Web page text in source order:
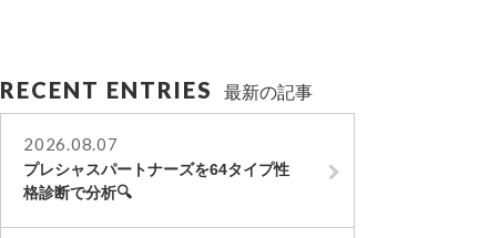
RECENT ENTRIES 最新の記事
2026.08.07
プレシャスパートナーズを64タイプ性
格診断で分析🔍